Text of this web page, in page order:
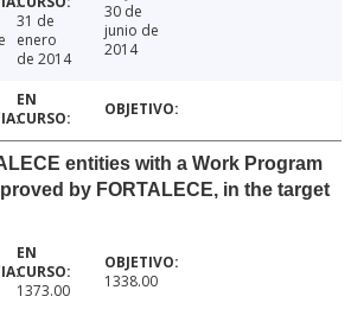
31 de
enero
de 2014
30 de
junio de
2014
entities with a Work Program
by FORTALECE, in the target
1373.00 1338.00